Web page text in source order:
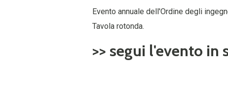
Evento annuale dell'Ordine degli
Tavola rotonda.
>> segui l'evento